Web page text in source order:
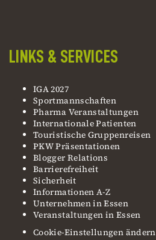
LINKS & SERVICES
IGA 2027
Sportmannschaften
Pharma Veranstaltungen
Internationale Patienten
Touristische Gruppenreisen
PKW Präsentationen
Blogger Relations
Barrierefreiheit
Sicherheit
Informationen A-Z
Unternehmen in Essen
Veranstaltungen in Essen
Cookie-Einstellungen ändern